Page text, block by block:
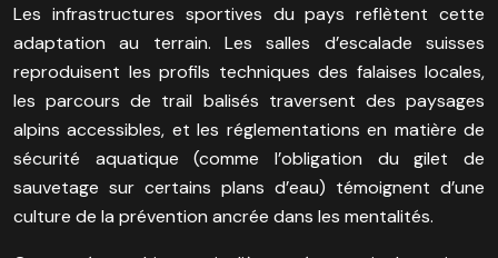
Les infrastructures sportives du pays reflètent cette
adaptation au terrain. Les salles d’escalade suisses
reproduisent les profils techniques des falaises locales,
les parcours de trail balisés traversent des paysages
alpins accessibles, et les réglementations en matière de
sécurité aquatique (comme l’obligation du gilet de
sauvetage sur certains plans d’eau) témoignent d’une
culture de la prévention ancrée dans les mentalités.